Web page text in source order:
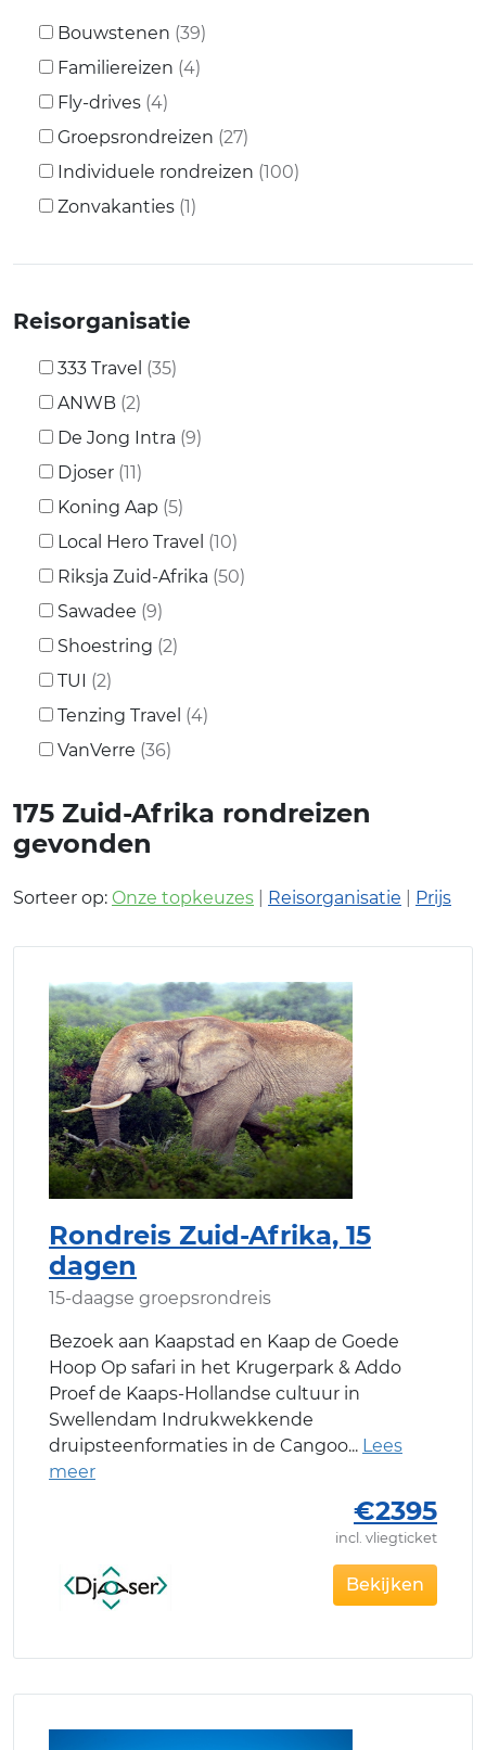
Bouwstenen (39)
Familiereizen (4)
Fly-drives (4)
Groepsrondreizen (27)
Individuele rondreizen (100)
Zonvakanties (1)
Reisorganisatie
333 Travel (35)
ANWB (2)
De Jong Intra (9)
Djoser (11)
Koning Aap (5)
Local Hero Travel (10)
Riksja Zuid-Afrika (50)
Sawadee (9)
Shoestring (2)
TUI (2)
Tenzing Travel (4)
VanVerre (36)
175 Zuid-Afrika rondreizen
gevonden
Sorteer op: Onze topkeuzes Reisorganisatie Prijs
Rondreis Zuid-Afrika, 15
dagen
15-daagse groepsrondreis
Bezoek aan Kaapstad en Kaap de Goede
Hoop Op safari in het Krugerpark & Addo
Proef de Kaaps-Hollandse cultuur in
Swellendam Indrukwekkende
druipsteenformaties in de Cangoo
€2395
incl. vliegticket
Bekijken